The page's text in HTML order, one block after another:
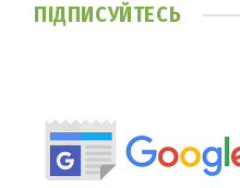
ПІДПИСУЙТЕСЬ